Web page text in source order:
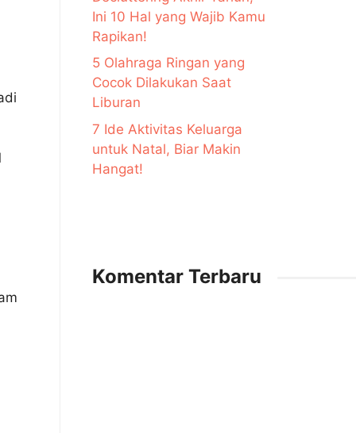
Ini 10 Hal yang Wajib Kamu
Rapikan!
5 Olahraga Ringan yang
Cocok Dilakukan Saat
Liburan
7 Ide Aktivitas Keluarga
untuk Natal, Biar Makin
Hangat!
Komentar Terbaru